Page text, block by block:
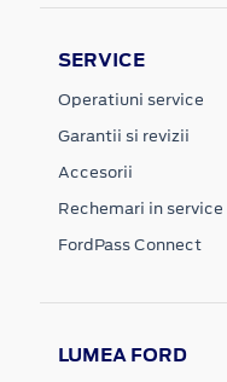
SERVICE
Operatiuni service
Garantii si revizii
Accesorii
Rechemari in service
FordPass Connect
LUMEA FORD